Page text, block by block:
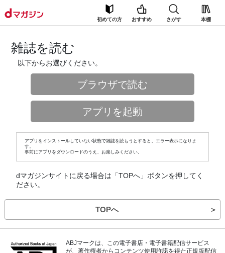
初めての方 おすすめ さがす 本棚
雑誌を読む
以下からお選びください。
ブラウザで読む
アプリを起動
アプリをインストールしていない状態で雑誌を読もうとすると、エラー表示になりま
す。
事前にアプリをダウンロードのうえ、お楽しみください。
dマガジンサイトに戻る場合は「TOPへ」ボタンを押してく
ださい。
TOPへ ＞
ABJマークは、この電子書店・電子書籍配信サービス
が、著作権者からコンテンツ使用許諾を得た正規版配信